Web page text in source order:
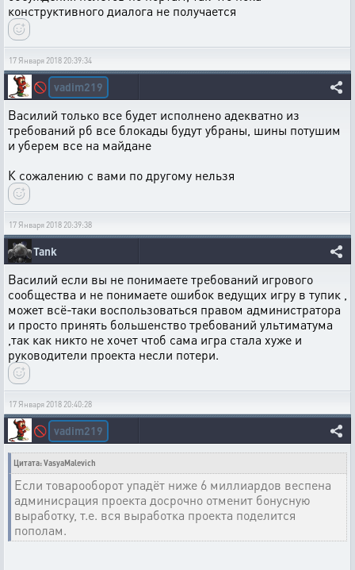
конструктивного диалога не получается
17 Января 2018 20:39:34
🚫 vadim219
Василий только все будет исполнено адекватно из
требований рб все блокады будут убраны, шины потушим
и уберем все на майдане
К сожалению с вами по другому нельзя
17 Января 2018 20:39:38
Tank
Василий если вы не понимаете требований игрового
сообщества и не понимаете ошибок ведущих игру в тупик ,
может всё-таки воспользоваться правом администратора
и просто принять большенство требований ультиматума
,так как никто не хочет чтоб сама игра стала хуже и
руководители проекта несли потери.
17 Января 2018 20:40:28
🚫 vadim219
Цитата: VasyaMalevich
Если товарооборот упадёт ниже 6 миллиардов веспена
админисрация проекта досрочно отменит бонусную
выработку, т.е. вся выработка проекта поделится
пополам.